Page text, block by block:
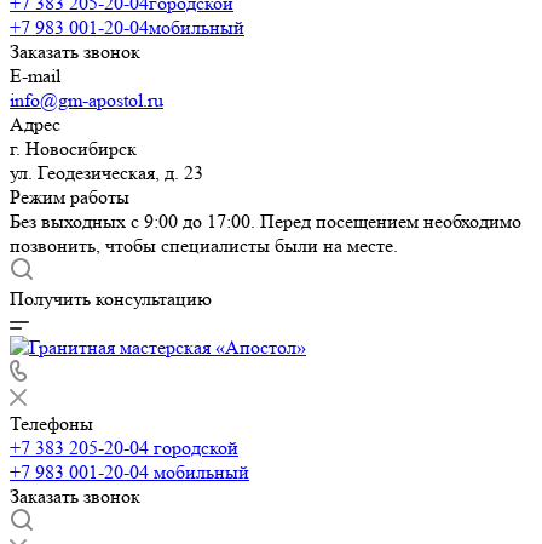
+7 983 001-20-04мобильный
Заказать звонок
E-mail
info@gm-apostol.ru
Адрес
г. Новосибирск
ул. Геодезическая, д. 23
Режим работы
Без выходных с 9:00 до 17:00. Перед посещением необходимо
позвонить, чтобы специалисты были на месте.
Получить консультацию
Телефоны
+7 383 205-20-04 городской
+7 983 001-20-04 мобильный
Заказать звонок